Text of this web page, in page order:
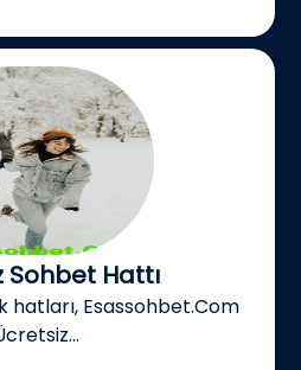
Sohbet Hattı
hatları, Esassohbet.Com